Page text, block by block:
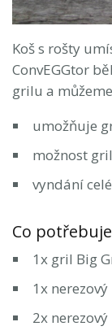
Koš s rošty
ConvEGGtor
grilu a
umožňuje
možnost
vyndání
Co
1x gril Big
1x
2x